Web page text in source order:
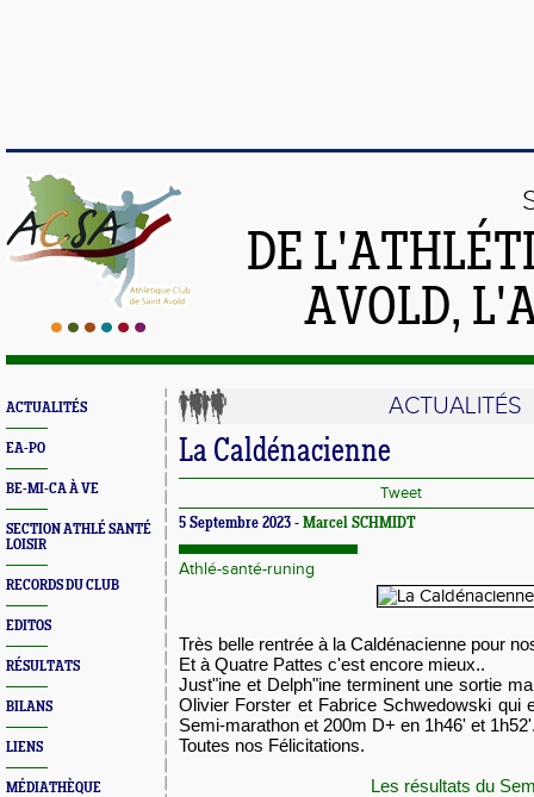
DE
AVOLD,
ACTUALITÉS
EA-PO
BE-MI-CA À VE
SECTION ATHLÉ SANTÉ
LOISIR
RECORDS DU CLUB
EDITOS
RÉSULTATS
BILANS
LIENS
MÉDIATHÈQUE
ACTUALITÉS
La Caldénacienne
Tweet
5 Septembre 2023 - Marcel SCHMIDT
Athlé-santé-runing
Très belle rentrée à la Caldénacienne pour
Et à Quatre Pattes c'est encore mieux..
Just"ine et Delph"ine terminent une sortie
Olivier Forster et Fabrice Schwedowski qui
Semi-marathon et 200m D+ en 1h46' et
Toutes nos Félicitations.
Les résultats du